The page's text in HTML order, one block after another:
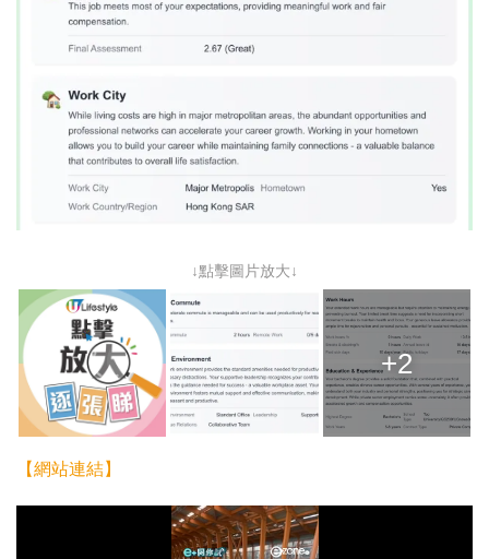
↓點擊圖片放大↓
+2
【網站連結】